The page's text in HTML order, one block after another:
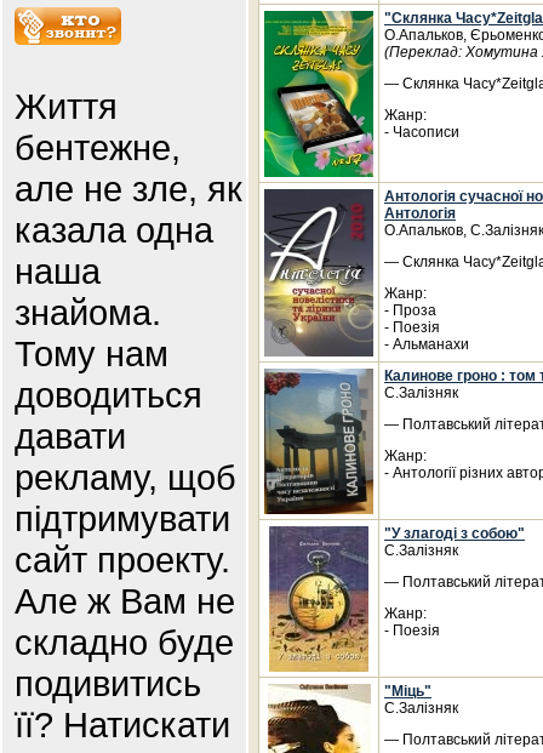
Життя
бентежне,
але не зле, як
казала одна
наша
знайома.
Тому нам
доводиться
давати
рекламу, щоб
підтримувати
сайт проекту.
Але ж Вам не
складно буде
подивитись
її? Натискати
"Склянка
О.Апальков,
(Переклад:
— Склянка
Жанр:
- Часописи
Антологія сучасної
Антологія
О.Апальков,
— Склянка
Жанр:
- Проза
- Поезія
- Альманахи
Калинове гроно : том
С.Залізняк
— Полтавський
Жанр:
- Антології різних
"У злагоді з собою"
С.Залізняк
— Полтавський
Жанр:
- Поезія
"Міць"
С.Залізняк
— Полтавський